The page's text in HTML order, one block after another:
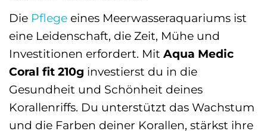
Die Pflege eines Meerwasseraquariums ist
eine Leidenschaft, die Zeit, Mühe und
Investitionen erfordert. Mit Aqua Medic
Coral fit 210g investierst du in die
Gesundheit und Schönheit deines
Korallenriffs. Du unterstützt das Wachstum
und die Farben deiner Korallen, stärkst ihre